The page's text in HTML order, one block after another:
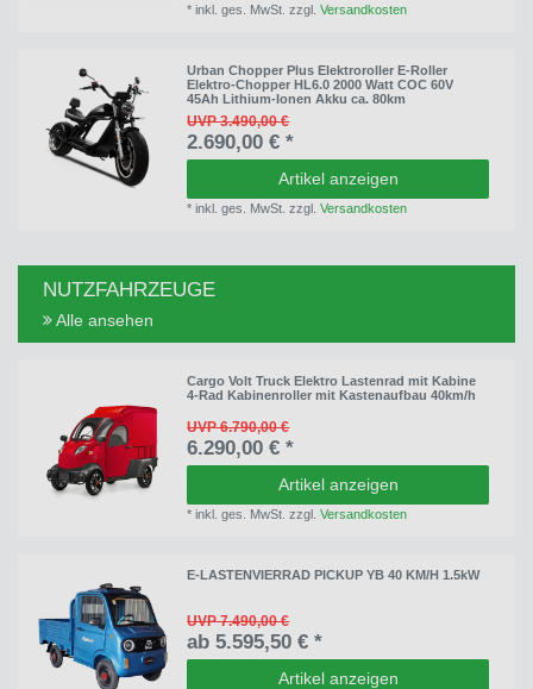
*inkl. ges. MwSt. zzgl.Versandkosten
Urban Chopper Plus Elektroroller E-Roller
Elektro-Chopper HL6.0 2000 Watt COC 60V
45Ah Lithium-Ionen Akku ca. 80km
UVP 3.490,00 €
2.690,00 € *
Artikel anzeigen
*inkl. ges. MwSt. zzgl.Versandkosten
NUTZFAHRZEUGE
Alle ansehen
Cargo Volt Truck Elektro Lastenrad mit Kabine
4-Rad Kabinenroller mit Kastenaufbau 40km/h
UVP 6.790,00 €
6.290,00 € *
Artikel anzeigen
*inkl. ges. MwSt. zzgl.Versandkosten
E-LASTENVIERRAD PICKUP YB 40 KM/H 1.5kW
UVP 7.490,00 €
ab 5.595,50 € *
Artikel anzeigen